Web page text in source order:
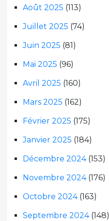
Août 2025 (113)
Juillet 2025 (74)
Juin 2025 (81)
Mai 2025 (96)
Avril 2025 (160)
Mars 2025 (162)
Février 2025 (175)
Janvier 2025 (184)
Décembre 2024(153)
Novembre 2024(176)
Octobre 2024(163)
Septembre 2024(148)